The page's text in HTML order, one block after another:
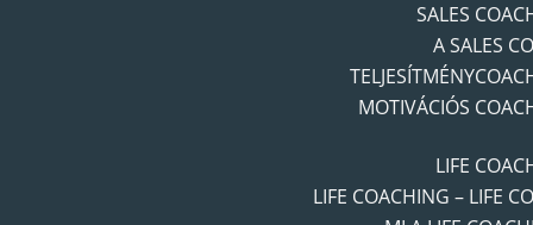
SALES
A SALES
MOTIVÁCIÓS
LIFE
LIFE COACHING – LIFE